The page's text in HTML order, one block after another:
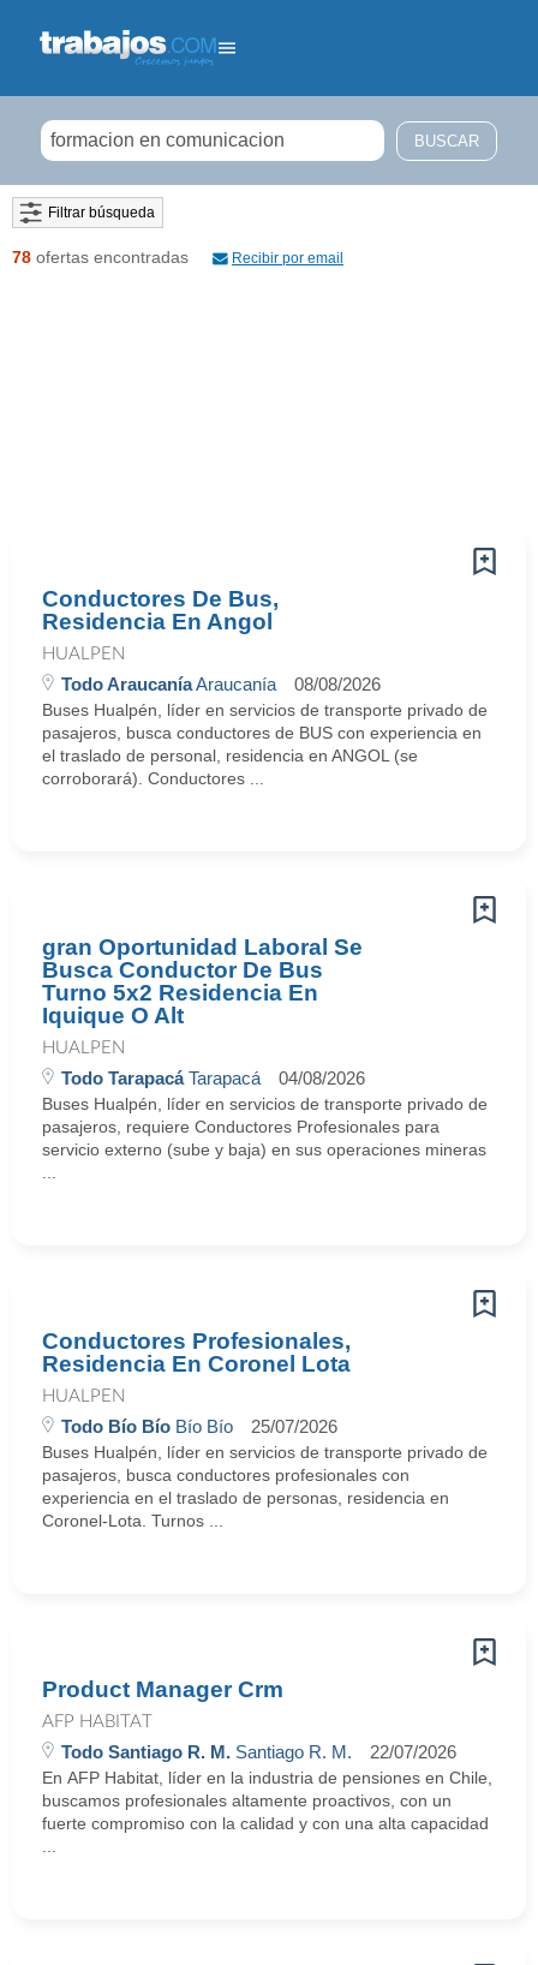
Filtrar búsqueda
78 ofertas encontradas Recibir por email
Conductores De Bus,
Residencia En Angol
HUALPEN
Todo AraucaníaAraucanía 08/08/2026
Buses Hualpén, líder en servicios de transporte privado de
pasajeros, busca conductores de BUS con experiencia en
el traslado de personal, residencia en ANGOL (se
corroborará). Conductores ...
gran Oportunidad Laboral Se
Busca Conductor De Bus
Turno 5x2 Residencia En
Iquique O Alt
HUALPEN
Todo TarapacáTarapacá 04/08/2026
Buses Hualpén, líder en servicios de transporte privado de
pasajeros, requiere Conductores Profesionales para
servicio externo (sube y baja) en sus operaciones mineras
Conductores Profesionales,
Residencia En Coronel Lota
HUALPEN
Todo Bío Bío Bío Bío 25/07/2026
Buses Hualpén, líder en servicios de transporte privado de
pasajeros, busca conductores profesionales con
experiencia en el traslado de personas, residencia en
Coronel-Lota. Turnos ...
Product Manager Crm
AFP HABITAT
Todo Santiago R. M. Santiago R. M. 22/07/2026
En AFP Habitat, líder en la industria de pensiones en Chile,
buscamos profesionales altamente proactivos, con un
fuerte compromiso con la calidad y con una alta capacidad